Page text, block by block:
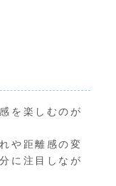
を楽しむのが
や距離感の変
に注目しなが